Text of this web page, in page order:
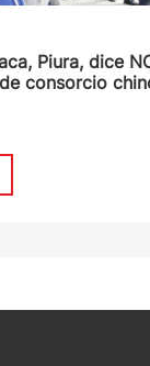
Piura, dice
consorcio